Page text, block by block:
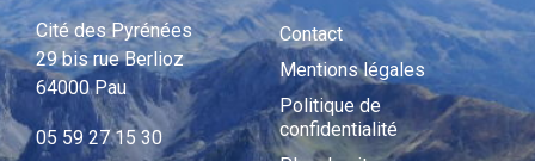
Cité des Pyrénées
29 bis rue Berlioz
64000 Pau
05 59 27 15 30
Contact
Mentions légales
Politique de
confidentialité